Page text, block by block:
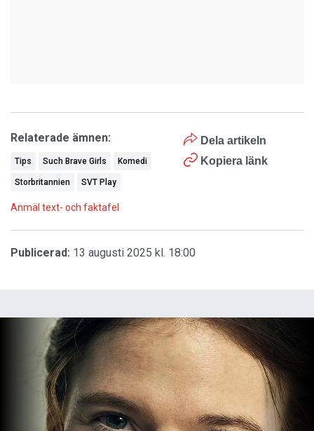
Dela artikeln
Kopiera länk
Relaterade ämnen:
Tips Such Brave Girls Komedi
Storbritannien SVT Play
Anmäl text- och faktafel
Publicerad: 13 augusti 2025 kl. 18:00